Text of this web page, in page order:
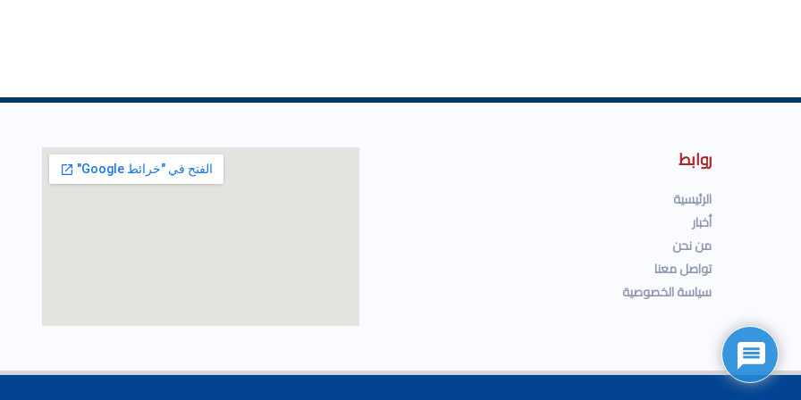
روابط
الرئيسية
أخبار
من نحن
تواصل معنا
سياسة الخصوصية